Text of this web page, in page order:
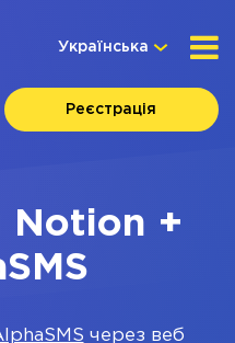
Українська
Реєстрація
Notion +
через веб